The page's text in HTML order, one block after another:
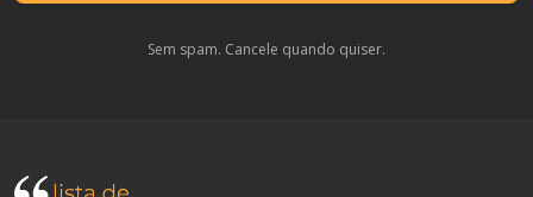
Sem spam. Cancele quando quiser.